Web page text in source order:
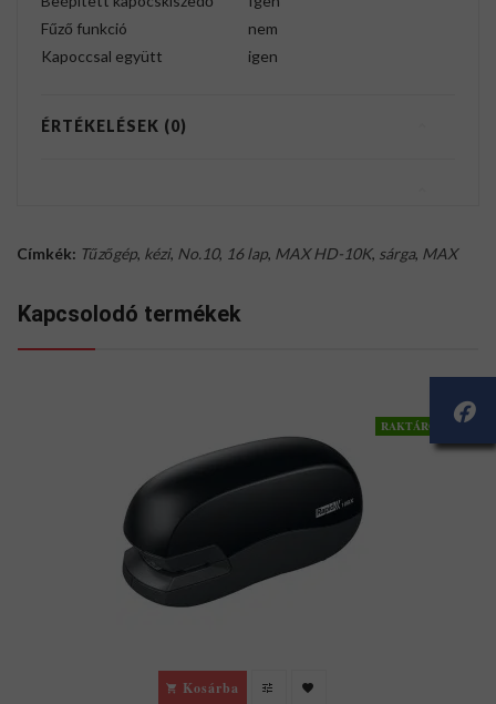
Fűző funkció
nem
Kapoccsal együtt
igen
ÉRTÉKELÉSEK (0)
Címkék: Tűzőgép, kézi, No.10, 16 lap, MAX HD-10K, sárga, MAX
Kapcsolodó termékek
RAKTÁRON
Kosárba